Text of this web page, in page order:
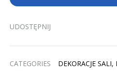
UDOSTĘPNIJ
CATEGORIES DEKORACJE SALI,